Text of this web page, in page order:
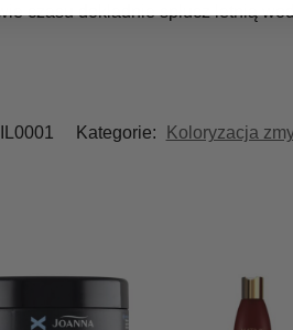
czasu dokładnie spłucz letnią
Kategorie: Koloryzacja